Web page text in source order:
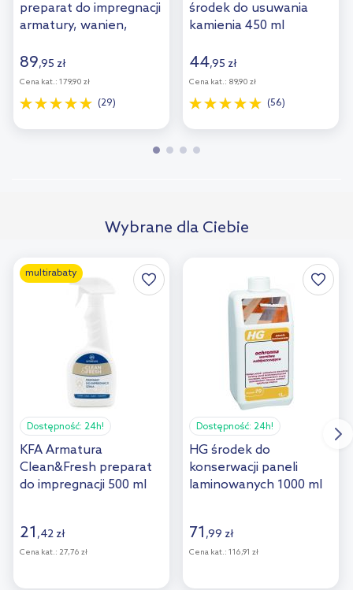
preparat do impregnacji
armatury, wanien,
89902000
89,95 zł
Cena kat.: 179,90 zł
(29)
środek do usuwania
kamienia 450 ml
44,95 zł
Cena kat.: 89,90 zł
(56)
Wybrane dla Ciebie
multirabaty
Dostępność: 24h!
KFA Armatura
Clean&Fresh preparat
do impregnacji 500 ml
21 ,42 zł
Cena kat.: 27,76 zł
Dostępność: 24h!
HG środek do
konserwacji paneli
laminowanych 1000 ml
71 ,99 zł
Cena kat.: 116,91 zł